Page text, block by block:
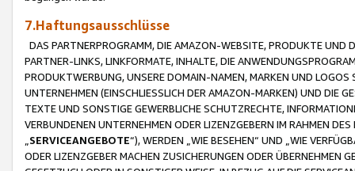
7.Haftungsausschlüsse
DAS PARTNERPROGRAMM, DIE AMAZON-WEBSITE, PRODUKTE UND
PARTNER-LINKS, LINKFORMATE, INHALTE, DIE
PRODUKTWERBUNG, UNSERE DOMAIN-NAMEN, MARKEN UND
UNTERNEHMEN (EINSCHLIESSLICH DER AMAZON-MARKEN) UND DIE
TEXTE UND SONSTIGE GEWERBLICHE SCHUTZRECHTE,
VERBUNDENEN UNTERNEHMEN ODER LIZENZGEBERN IM RAHMEN
SERVICEANGEBOTE“), WERDEN „WIE BESEHEN“ UND „WIE
ODER LIZENZGEBER MACHEN ZUSICHERUNGEN ODER ÜBERNEHMEN